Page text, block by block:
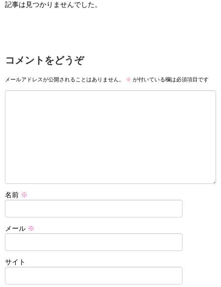
記事は見つかりませんでした。
コメントをどうぞ
メールアドレスが公開されることはありません。 ※ が付いている欄は必須項目です
名前 ※
メール ※
サイト